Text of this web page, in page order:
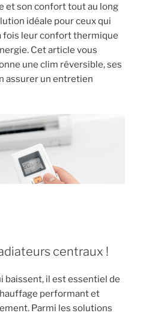
et son confort tout au long
idéale pour ceux qui
fois leur confort thermique
Cet article vous
une clim réversible, ses
assurer un entretien
»
centraux !
baissent, il est essentiel de
performant et
Parmi les solutions